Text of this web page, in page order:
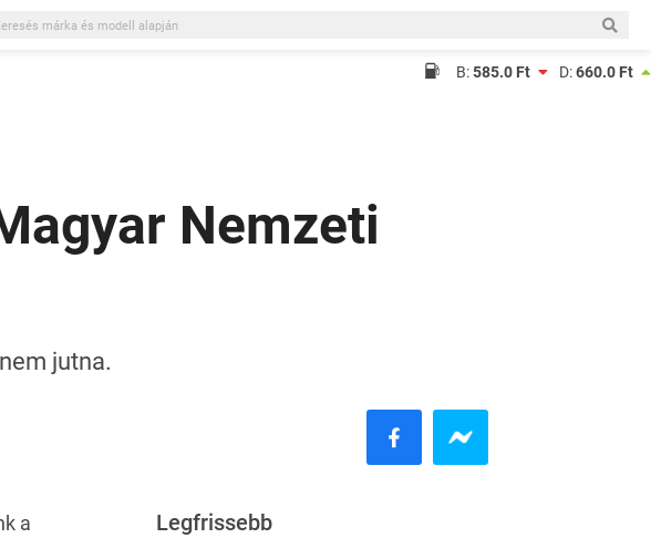
B:585.0 Ft D:660.0 Ft
Nemzeti
jutna.
a
Legfrissebb